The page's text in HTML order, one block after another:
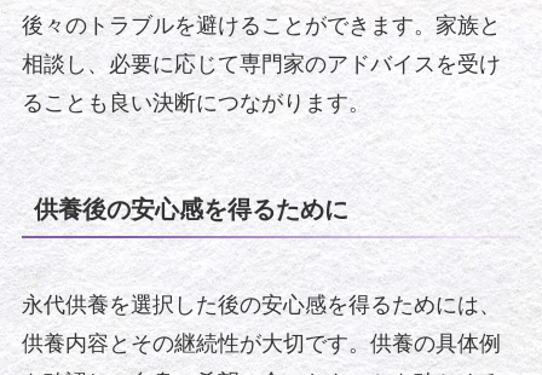
後々のトラブルを避けることができます。家族と
相談し、必要に応じて専門家のアドバイスを受け
ることも良い決断につながります。
供養後の安心感を得るために
永代供養を選択した後の安心感を得るためには、
供養内容とその継続性が大切です。供養の具体例